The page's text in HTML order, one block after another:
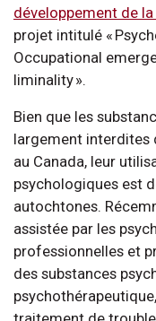
développement de
projet intitulé «
Occupational
liminality ».
Bien que les
largement interdites
au Canada, leur
psychologiques est
autochtones.
assistée par les
professionnelles et
des substances